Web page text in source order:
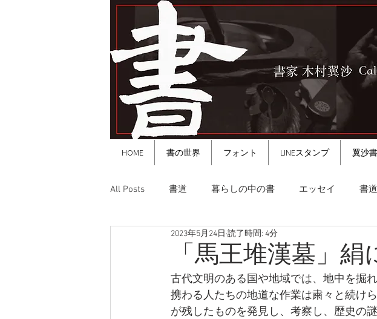
HOME 書の世界 フォント LINEスタンプ 翼沙
All Posts 書道 暮らしの中の書 エッセイ 書
「馬王堆漢墓」
2023年5月24日 読了時間: 4分
古代文明のある国や地域では、地中を掘
携わる人たちの地道な作業は粛々と続け
が残したものを発見し、考察し、歴史の